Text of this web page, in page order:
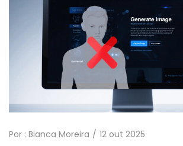
Por : Bianca Moreira 12 out 2025